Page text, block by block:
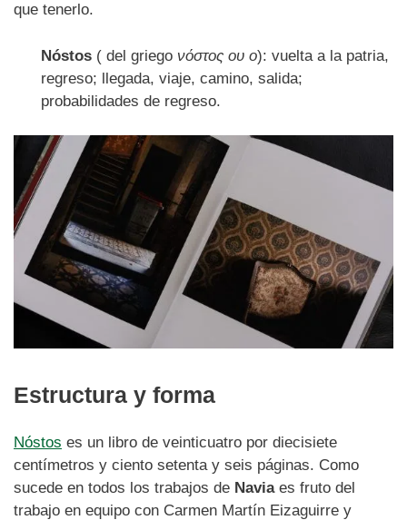
que tenerlo.
Nóstos ( del griego νόστος ου o): vuelta a la patria,
regreso; llegada, viaje, camino, salida;
probabilidades de regreso.
Estructura y forma
Nóstos es un libro de veinticuatro por diecisiete
centímetros y ciento setenta y seis páginas. Como
sucede en todos los trabajos de Naviaes fruto del
trabajo en equipo con Carmen Martín Eizaguirre y